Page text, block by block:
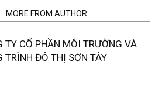
MORE FROM AUTHOR
TY CỔ PHẦN MÔI TRƯỜNG VÀ
TRÌNH ĐÔ THỊ SƠN TÂY